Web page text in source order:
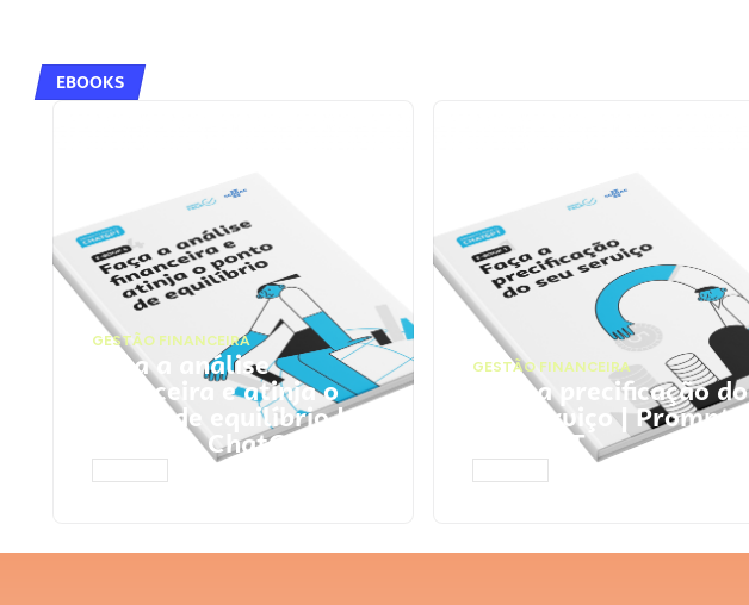
EBOOKS
GESTÃO FINANCEIRA
Faça a análise
financeira e atinja o
ponto de equilíbrio |
Prompts ChatGPT
GESTÃO FINANCEIRA
Faça a precificação do
seu serviço | Prompts
ChatGPT